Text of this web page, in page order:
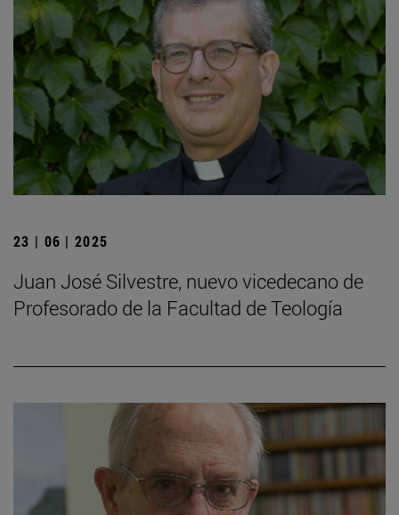
23 | 06 | 2025
Juan José Silvestre, nuevo vicedecano de
Profesorado de la Facultad de Teología